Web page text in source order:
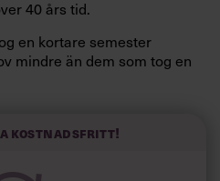
40 års tid.
en kortare semester
mindre än dem som tog en
kunna uttyda att en längre
kostnadsfritt!